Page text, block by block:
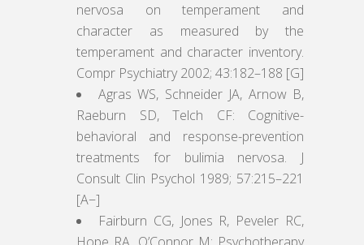
nervosa on temperament and
character as measured by the
temperament and character inventory.
Compr Psychiatry 2002; 43:182–188 [G]
Agras WS, Schneider JA, Arnow B,
Raeburn SD, Telch CF: Cognitive-
behavioral and response-prevention
treatments for bulimia nervosa. J
Consult Clin Psychol 1989; 57:215–221
[A−]
Fairburn CG, Jones R, Peveler RC,